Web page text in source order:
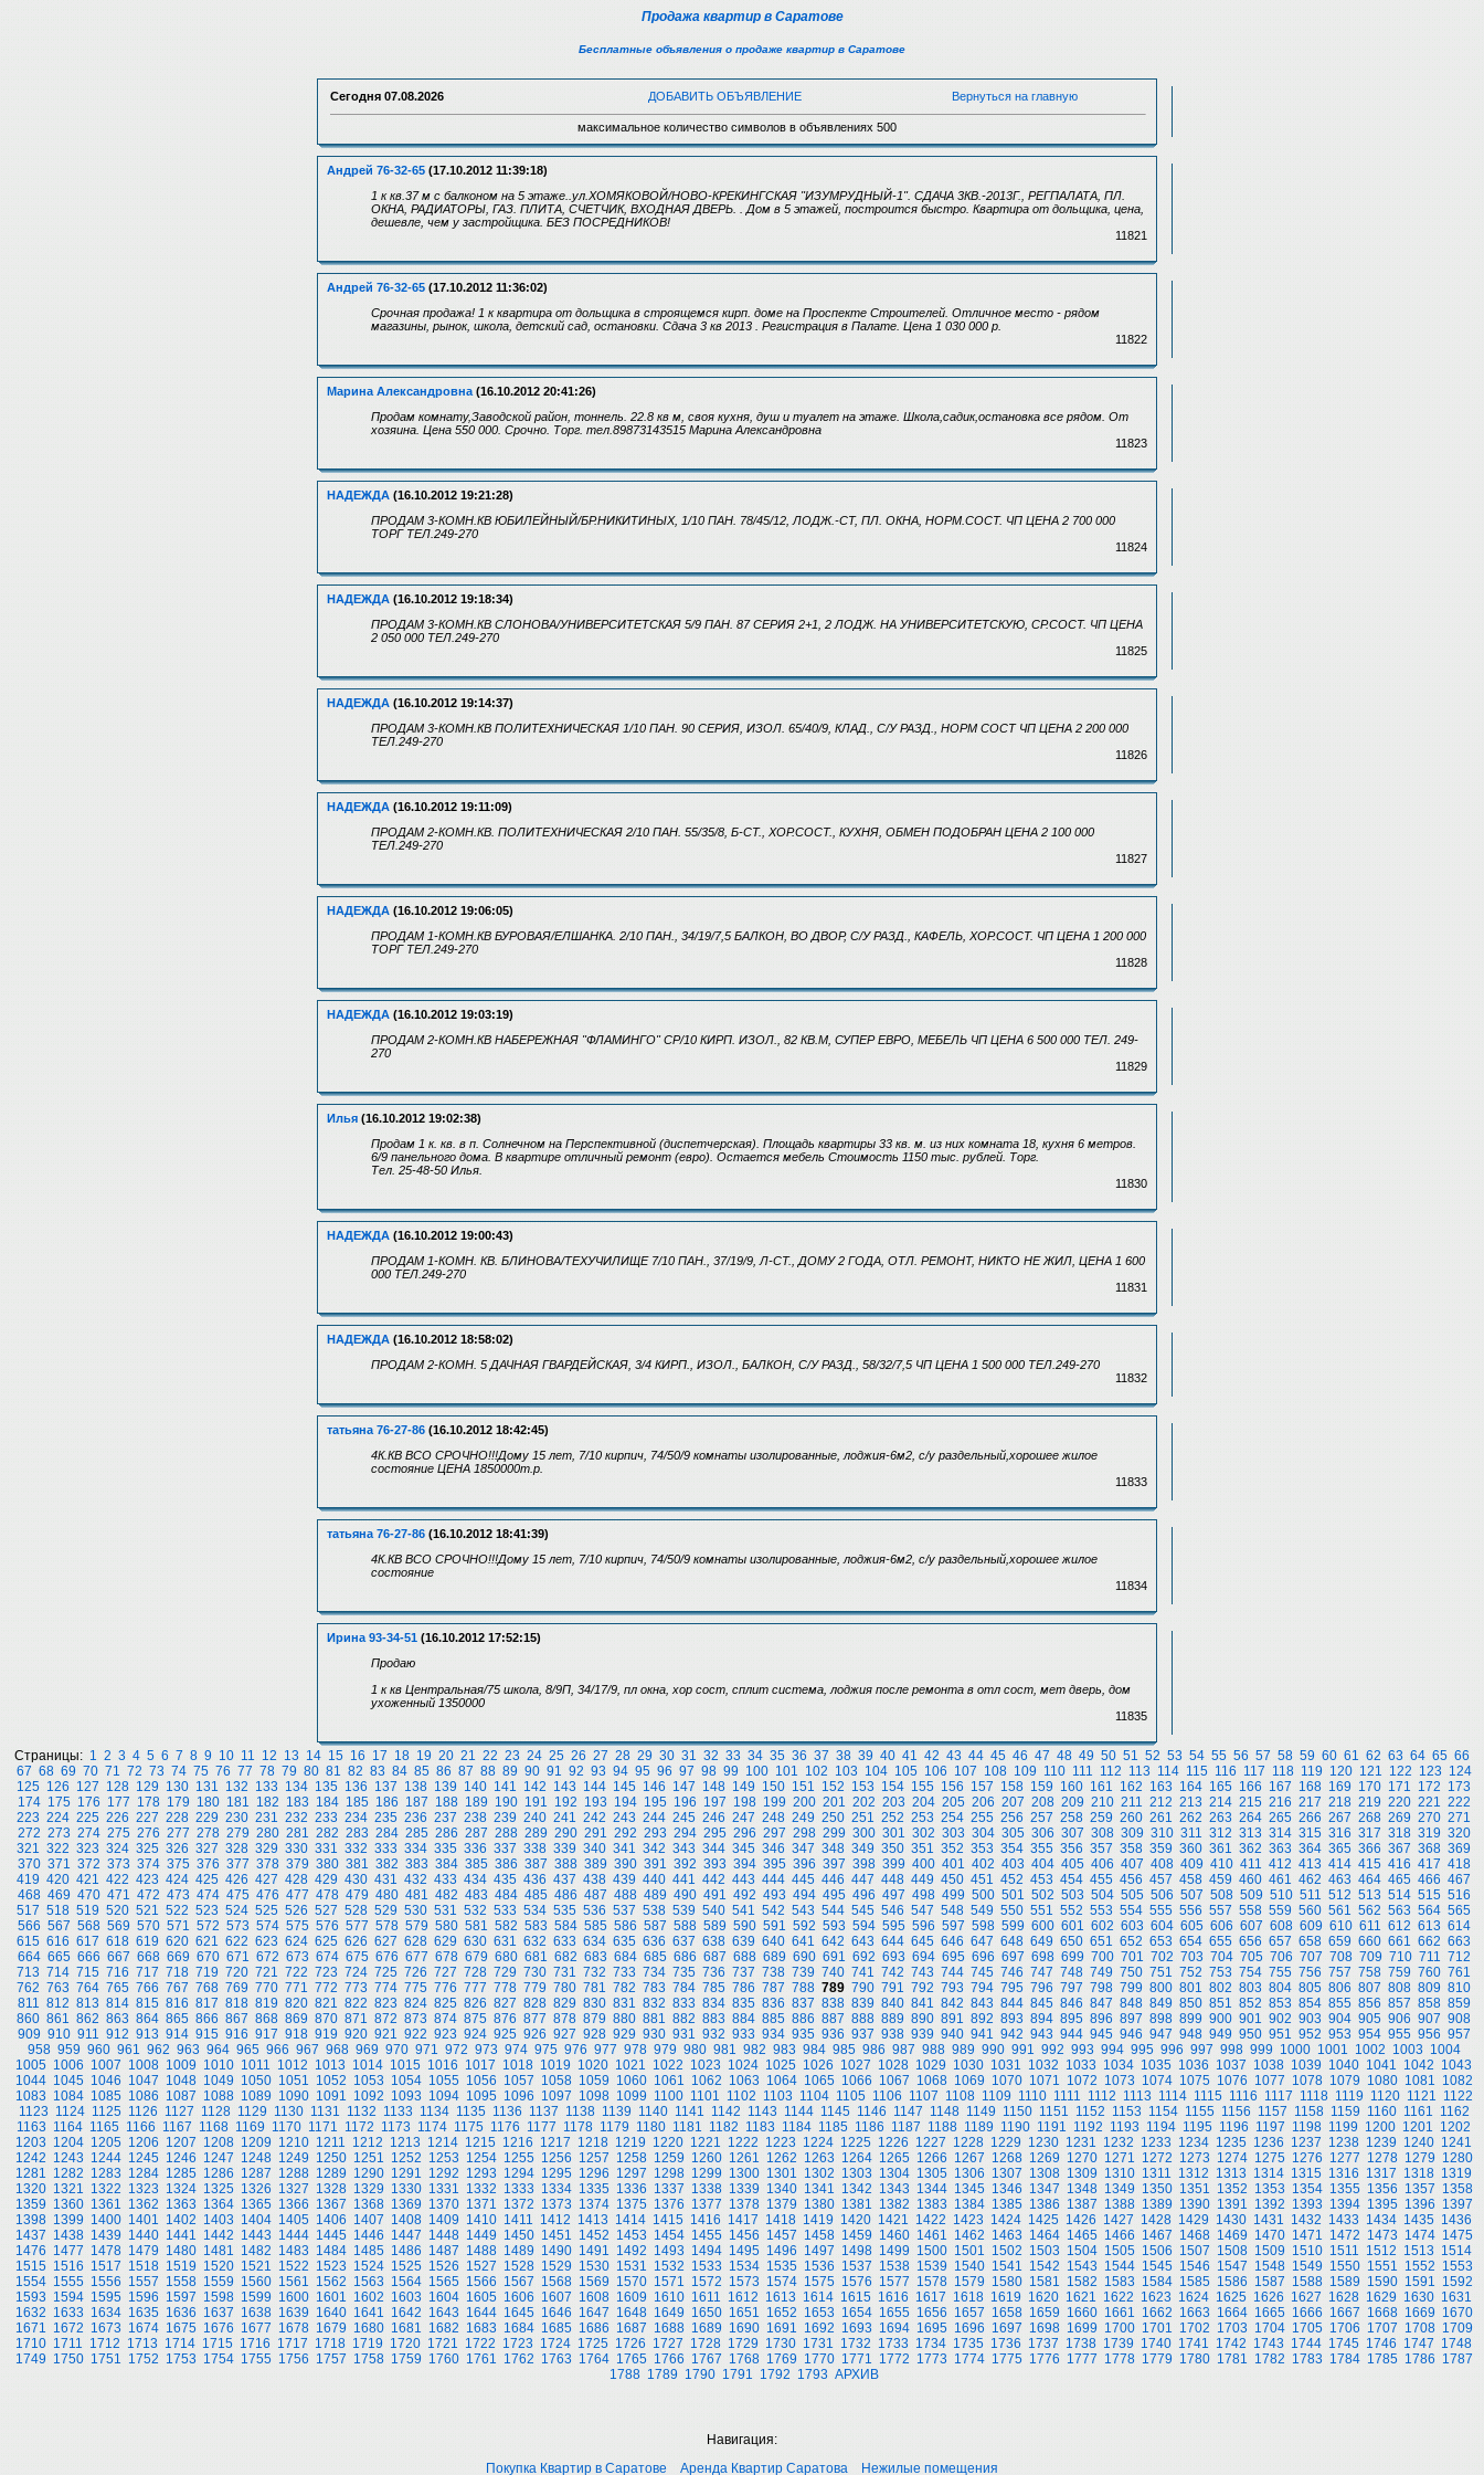
Продажа квартир в Саратове
Бесплатные объявления о продаже квартир в Саратове
Сегодня 07.08.2026 ДОБАВИТЬ ОБЪЯВЛЕНИЕ Вернуться на главную
максимальное количество символов в объявлениях 500
Андрей 76-32-65 (17.10.2012 11:39:18)
1 к кв.37 м с балконом на 5 этаже..ул.ХОМЯКОВОЙ/НОВО-КРЕКИНГСКАЯ "ИЗУМРУДНЫЙ-1". СДАЧА 3КВ.-2013Г., РЕГПАЛАТА, ПЛ.
ОКНА, РАДИАТОРЫ, ГАЗ. ПЛИТА, СЧЕТЧИК, ВХОДНАЯ ДВЕРЬ. . Дом в 5 этажей, построится быстро. Квартира от дольщика, цена,
дешевле, чем у застройщика. БЕЗ ПОСРЕДНИКОВ!
11821
Андрей 76-32-65 (17.10.2012 11:36:02)
Срочная продажа! 1 к квартира от дольщика в строящемся кирп. доме на Проспекте Строителей. Отличное место - рядом
магазины, рынок, школа, детский сад, остановки. Сдача 3 кв 2013 . Регистрация в Палате. Цена 1 030 000 р.
11822
Марина Александровна (16.10.2012 20:41:26)
Продам комнату,Заводской район, тоннель. 22.8 кв м, своя кухня, душ и туалет на этаже. Школа,садик,остановка все рядом. От
хозяина. Цена 550 000. Срочно. Торг. тел.89873143515 Марина Александровна
11823
НАДЕЖДА (16.10.2012 19:21:28)
ПРОДАМ 3-КОМН.КВ ЮБИЛЕЙНЫЙ/БР.НИКИТИНЫХ, 1/10 ПАН. 78/45/12, ЛОДЖ.-СТ, ПЛ. ОКНА, НОРМ.СОСТ. ЧП ЦЕНА 2 700 000
ТОРГ ТЕЛ.249-270
11824
НАДЕЖДА (16.10.2012 19:18:34)
ПРОДАМ 3-КОМН.КВ СЛОНОВА/УНИВЕРСИТЕТСКАЯ 5/9 ПАН. 87 СЕРИЯ 2+1, 2 ЛОДЖ. НА УНИВЕРСИТЕТСКУЮ, СР.СОСТ. ЧП ЦЕНА
2 050 000 ТЕЛ.249-270
11825
НАДЕЖДА (16.10.2012 19:14:37)
ПРОДАМ 3-КОМН.КВ ПОЛИТЕХНИЧЕСКАЯ 1/10 ПАН. 90 СЕРИЯ, ИЗОЛ. 65/40/9, КЛАД., С/У РАЗД., НОРМ СОСТ ЧП ЦЕНА 2 200 000
ТЕЛ.249-270
11826
НАДЕЖДА (16.10.2012 19:11:09)
ПРОДАМ 2-КОМН.КВ. ПОЛИТЕХНИЧЕСКАЯ 2/10 ПАН. 55/35/8, Б-СТ., ХОР.СОСТ., КУХНЯ, ОБМЕН ПОДОБРАН ЦЕНА 2 100 000
ТЕЛ.249-270
11827
НАДЕЖДА (16.10.2012 19:06:05)
ПРОДАМ 1-КОМН.КВ БУРОВАЯ/ЕЛШАНКА. 2/10 ПАН., 34/19/7,5 БАЛКОН, ВО ДВОР, С/У РАЗД., КАФЕЛЬ, ХОР.СОСТ. ЧП ЦЕНА 1 200 000
ТОРГ ТЕЛ.249-270
11828
НАДЕЖДА (16.10.2012 19:03:19)
ПРОДАМ 2-КОМН.КВ НАБЕРЕЖНАЯ "ФЛАМИНГО" СР/10 КИРП. ИЗОЛ., 82 КВ.М, СУПЕР ЕВРО, МЕБЕЛЬ ЧП ЦЕНА 6 500 000 ТЕЛ. 249-
270
11829
Илья (16.10.2012 19:02:38)
Продам 1 к. кв. в п. Солнечном на Перспективной (диспетчерская). Площадь квартиры 33 кв. м. из них комната 18, кухня 6 метров.
6/9 панельного дома. В квартире отличный ремонт (евро). Остается мебель Стоимость 1150 тыс. рублей. Торг.
Тел. 25-48-50 Илья.
11830
НАДЕЖДА (16.10.2012 19:00:43)
ПРОДАМ 1-КОМН. КВ. БЛИНОВА/ТЕХУЧИЛИЩЕ 7/10 ПАН., 37/19/9, Л-СТ., ДОМУ 2 ГОДА, ОТЛ. РЕМОНТ, НИКТО НЕ ЖИЛ, ЦЕНА 1 600
000 ТЕЛ.249-270
11831
НАДЕЖДА (16.10.2012 18:58:02)
ПРОДАМ 2-КОМН. 5 ДАЧНАЯ ГВАРДЕЙСКАЯ, 3/4 КИРП., ИЗОЛ., БАЛКОН, С/У РАЗД., 58/32/7,5 ЧП ЦЕНА 1 500 000 ТЕЛ.249-270
11832
татьяна 76-27-86 (16.10.2012 18:42:45)
4К.КВ ВСО СРОЧНО!!!Дому 15 лет, 7/10 кирпич, 74/50/9 комнаты изолированные, лоджия-6м2, с/у раздельный,хорошее жилое
состояние ЦЕНА 1850000т.р.
11833
татьяна 76-27-86 (16.10.2012 18:41:39)
4К.КВ ВСО СРОЧНО!!!Дому 15 лет, 7/10 кирпич, 74/50/9 комнаты изолированные, лоджия-6м2, с/у раздельный,хорошее жилое
состояние
11834
Ирина 93-34-51 (16.10.2012 17:52:15)
Продаю
1 к кв Центральная/75 школа, 8/9П, 34/17/9, пл окна, хор сост, сплит система, лоджия после ремонта в отл сост, мет дверь, дом
ухоженный 1350000
11835
Страницы: 1 2 3 4 5 6 7 8 9 10 11 12 13 14 15 16 17 18 19 20 21 22 23 24 25 26 27 28 29 30 31 32 33 34 35 36 37 38 39 40 41 42 43 44 45 46 47 48 49 50 51 52 53 54 55 56 57 58 59 60 61 62 63 64 65 66
67 68 69 70 71 72 73 74 75 76 77 78 79 80 81 82 83 84 85 86 87 88 89 90 91 92 93 94 95 96 97 98 99 100 101 102 103 104 105 106 107 108 109 110 111 112 113 114 115 116 117 118 119 120 121 122 123 124
125 126 127 128 129 130 131 132 133 134 135 136 137 138 139 140 141 142 143 144 145 146 147 148 149 150 151 152 153 154 155 156 157 158 159 160 161 162 163 164 165 166 167 168 169 170 171 172 173
174 175 176 177 178 179 180 181 182 183 184 185 186 187 188 189 190 191 192 193 194 195 196 197 198 199 200 201 202 203 204 205 206 207 208 209 210 211 212 213 214 215 216 217 218 219 220 221 222
223 224 225 226 227 228 229 230 231 232 233 234 235 236 237 238 239 240 241 242 243 244 245 246 247 248 249 250 251 252 253 254 255 256 257 258 259 260 261 262 263 264 265 266 267 268 269 270 271
272 273 274 275 276 277 278 279 280 281 282 283 284 285 286 287 288 289 290 291 292 293 294 295 296 297 298 299 300 301 302 303 304 305 306 307 308 309 310 311 312 313 314 315 316 317 318 319 320
321 322 323 324 325 326 327 328 329 330 331 332 333 334 335 336 337 338 339 340 341 342 343 344 345 346 347 348 349 350 351 352 353 354 355 356 357 358 359 360 361 362 363 364 365 366 367 368 369
370 371 372 373 374 375 376 377 378 379 380 381 382 383 384 385 386 387 388 389 390 391 392 393 394 395 396 397 398 399 400 401 402 403 404 405 406 407 408 409 410 411 412 413 414 415 416 417 418
419 420 421 422 423 424 425 426 427 428 429 430 431 432 433 434 435 436 437 438 439 440 441 442 443 444 445 446 447 448 449 450 451 452 453 454 455 456 457 458 459 460 461 462 463 464 465 466 467
468 469 470 471 472 473 474 475 476 477 478 479 480 481 482 483 484 485 486 487 488 489 490 491 492 493 494 495 496 497 498 499 500 501 502 503 504 505 506 507 508 509 510 511 512 513 514 515 516
517 518 519 520 521 522 523 524 525 526 527 528 529 530 531 532 533 534 535 536 537 538 539 540 541 542 543 544 545 546 547 548 549 550 551 552 553 554 555 556 557 558 559 560 561 562 563 564 565
566 567 568 569 570 571 572 573 574 575 576 577 578 579 580 581 582 583 584 585 586 587 588 589 590 591 592 593 594 595 596 597 598 599 600 601 602 603 604 605 606 607 608 609 610 611 612 613 614
615 616 617 618 619 620 621 622 623 624 625 626 627 628 629 630 631 632 633 634 635 636 637 638 639 640 641 642 643 644 645 646 647 648 649 650 651 652 653 654 655 656 657 658 659 660 661 662 663
664 665 666 667 668 669 670 671 672 673 674 675 676 677 678 679 680 681 682 683 684 685 686 687 688 689 690 691 692 693 694 695 696 697 698 699 700 701 702 703 704 705 706 707 708 709 710 711 712
713 714 715 716 717 718 719 720 721 722 723 724 725 726 727 728 729 730 731 732 733 734 735 736 737 738 739 740 741 742 743 744 745 746 747 748 749 750 751 752 753 754 755 756 757 758 759 760 761
762 763 764 765 766 767 768 769 770 771 772 773 774 775 776 777 778 779 780 781 782 783 784 785 786 787 788 789 790 791 792 793 794 795 796 797 798 799 800 801 802 803 804 805 806 807 808 809 810
811 812 813 814 815 816 817 818 819 820 821 822 823 824 825 826 827 828 829 830 831 832 833 834 835 836 837 838 839 840 841 842 843 844 845 846 847 848 849 850 851 852 853 854 855 856 857 858 859
860 861 862 863 864 865 866 867 868 869 870 871 872 873 874 875 876 877 878 879 880 881 882 883 884 885 886 887 888 889 890 891 892 893 894 895 896 897 898 899 900 901 902 903 904 905 906 907 908
909 910 911 912 913 914 915 916 917 918 919 920 921 922 923 924 925 926 927 928 929 930 931 932 933 934 935 936 937 938 939 940 941 942 943 944 945 946 947 948 949 950 951 952 953 954 955 956 957
958 959 960 961 962 963 964 965 966 967 968 969 970 971 972 973 974 975 976 977 978 979 980 981 982 983 984 985 986 987 988 989 990 991 992 993 994 995 996 997 998 999 1000 1001 1002 1003 1004
1005 1006 1007 1008 1009 1010 1011 1012 1013 1014 1015 1016 1017 1018 1019 1020 1021 1022 1023 1024 1025 1026 1027 1028 1029 1030 1031 1032 1033 1034 1035 1036 1037 1038 1039 1040 1041 1042 1043
1044 1045 1046 1047 1048 1049 1050 1051 1052 1053 1054 1055 1056 1057 1058 1059 1060 1061 1062 1063 1064 1065 1066 1067 1068 1069 1070 1071 1072 1073 1074 1075 1076 1077 1078 1079 1080 1081 1082
1083 1084 1085 1086 1087 1088 1089 1090 1091 1092 1093 1094 1095 1096 1097 1098 1099 1100 1101 1102 1103 1104 1105 1106 1107 1108 1109 1110 1111 1112 1113 1114 1115 1116 1117 1118 1119 1120 1121 1122
1123 1124 1125 1126 1127 1128 1129 1130 1131 1132 1133 1134 1135 1136 1137 1138 1139 1140 1141 1142 1143 1144 1145 1146 1147 1148 1149 1150 1151 1152 1153 1154 1155 1156 1157 1158 1159 1160 1161 1162
1163 1164 1165 1166 1167 1168 1169 1170 1171 1172 1173 1174 1175 1176 1177 1178 1179 1180 1181 1182 1183 1184 1185 1186 1187 1188 1189 1190 1191 1192 1193 1194 1195 1196 1197 1198 1199 1200 1201 1202
1203 1204 1205 1206 1207 1208 1209 1210 1211 1212 1213 1214 1215 1216 1217 1218 1219 1220 1221 1222 1223 1224 1225 1226 1227 1228 1229 1230 1231 1232 1233 1234 1235 1236 1237 1238 1239 1240 1241
1242 1243 1244 1245 1246 1247 1248 1249 1250 1251 1252 1253 1254 1255 1256 1257 1258 1259 1260 1261 1262 1263 1264 1265 1266 1267 1268 1269 1270 1271 1272 1273 1274 1275 1276 1277 1278 1279 1280
1281 1282 1283 1284 1285 1286 1287 1288 1289 1290 1291 1292 1293 1294 1295 1296 1297 1298 1299 1300 1301 1302 1303 1304 1305 1306 1307 1308 1309 1310 1311 1312 1313 1314 1315 1316 1317 1318 1319
1320 1321 1322 1323 1324 1325 1326 1327 1328 1329 1330 1331 1332 1333 1334 1335 1336 1337 1338 1339 1340 1341 1342 1343 1344 1345 1346 1347 1348 1349 1350 1351 1352 1353 1354 1355 1356 1357 1358
1359 1360 1361 1362 1363 1364 1365 1366 1367 1368 1369 1370 1371 1372 1373 1374 1375 1376 1377 1378 1379 1380 1381 1382 1383 1384 1385 1386 1387 1388 1389 1390 1391 1392 1393 1394 1395 1396 1397
1398 1399 1400 1401 1402 1403 1404 1405 1406 1407 1408 1409 1410 1411 1412 1413 1414 1415 1416 1417 1418 1419 1420 1421 1422 1423 1424 1425 1426 1427 1428 1429 1430 1431 1432 1433 1434 1435 1436
1437 1438 1439 1440 1441 1442 1443 1444 1445 1446 1447 1448 1449 1450 1451 1452 1453 1454 1455 1456 1457 1458 1459 1460 1461 1462 1463 1464 1465 1466 1467 1468 1469 1470 1471 1472 1473 1474 1475
1476 1477 1478 1479 1480 1481 1482 1483 1484 1485 1486 1487 1488 1489 1490 1491 1492 1493 1494 1495 1496 1497 1498 1499 1500 1501 1502 1503 1504 1505 1506 1507 1508 1509 1510 1511 1512 1513 1514
1515 1516 1517 1518 1519 1520 1521 1522 1523 1524 1525 1526 1527 1528 1529 1530 1531 1532 1533 1534 1535 1536 1537 1538 1539 1540 1541 1542 1543 1544 1545 1546 1547 1548 1549 1550 1551 1552 1553
1554 1555 1556 1557 1558 1559 1560 1561 1562 1563 1564 1565 1566 1567 1568 1569 1570 1571 1572 1573 1574 1575 1576 1577 1578 1579 1580 1581 1582 1583 1584 1585 1586 1587 1588 1589 1590 1591 1592
1593 1594 1595 1596 1597 1598 1599 1600 1601 1602 1603 1604 1605 1606 1607 1608 1609 1610 1611 1612 1613 1614 1615 1616 1617 1618 1619 1620 1621 1622 1623 1624 1625 1626 1627 1628 1629 1630 1631
1632 1633 1634 1635 1636 1637 1638 1639 1640 1641 1642 1643 1644 1645 1646 1647 1648 1649 1650 1651 1652 1653 1654 1655 1656 1657 1658 1659 1660 1661 1662 1663 1664 1665 1666 1667 1668 1669 1670
1671 1672 1673 1674 1675 1676 1677 1678 1679 1680 1681 1682 1683 1684 1685 1686 1687 1688 1689 1690 1691 1692 1693 1694 1695 1696 1697 1698 1699 1700 1701 1702 1703 1704 1705 1706 1707 1708 1709
1710 1711 1712 1713 1714 1715 1716 1717 1718 1719 1720 1721 1722 1723 1724 1725 1726 1727 1728 1729 1730 1731 1732 1733 1734 1735 1736 1737 1738 1739 1740 1741 1742 1743 1744 1745 1746 1747 1748
1749 1750 1751 1752 1753 1754 1755 1756 1757 1758 1759 1760 1761 1762 1763 1764 1765 1766 1767 1768 1769 1770 1771 1772 1773 1774 1775 1776 1777 1778 1779 1780 1781 1782 1783 1784 1785 1786 1787
1788 1789 1790 1791 1792 1793 АРХИВ
Навигация:
Покупка Квартир в Саратове
Аренда Квартир Саратова Нежилые помещения